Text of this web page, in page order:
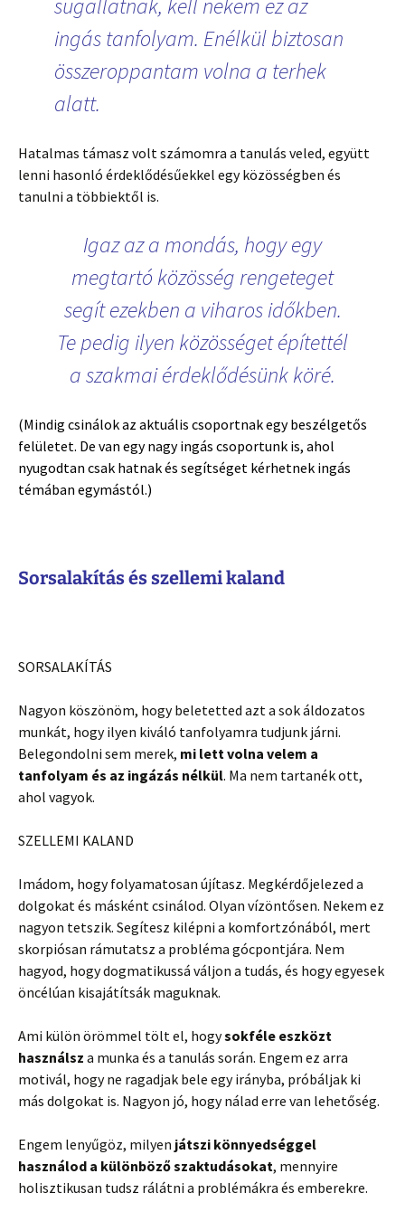
sugallatnak, kell nekem ez az
ingás tanfolyam. Enélkül biztosan
összeroppantam volna a terhek
alatt.
Hatalmas támasz volt számomra a tanulás veled, együtt
lenni hasonló érdeklődésűekkel egy közösségben és
tanulni a többiektől is.
Igaz az a mondás, hogy egy
megtartó közösség rengeteget
segít ezekben a viharos időkben.
Te pedig ilyen közösséget építettél
a szakmai érdeklődésünk köré.
(Mindig csinálok az aktuális csoportnak egy beszélgetős
felületet. De van egy nagy ingás csoportunk is, ahol
nyugodtan csak hatnak és segítséget kérhetnek ingás
témában egymástól.)
Sorsalakítás és szellemi kaland
SORSALAKÍTÁS
Nagyon köszönöm, hogy beletetted azt a sok áldozatos
munkát, hogy ilyen kiváló tanfolyamra tudjunk járni.
Belegondolni sem merek, mi lett volna velem a
tanfolyam és az ingázás nélkül. Ma nem tartanék ott,
ahol vagyok.
SZELLEMI KALAND
Imádom, hogy folyamatosan újítasz. Megkérdőjelezed a
dolgokat és másként csinálod. Olyan vízöntősen. Nekem ez
nagyon tetszik. Segítesz kilépni a komfortzónából, mert
skorpiósan rámutatsz a probléma gócpontjára. Nem
hagyod, hogy dogmatikussá váljon a tudás, és hogy egyesek
öncélúan kisajátítsák maguknak.
Ami külön örömmel tölt el, hogysokféle eszközt
használsz a munka és a tanulás során. Engem ez arra
motivál, hogy ne ragadjak bele egy irányba, próbáljak ki
más dolgokat is. Nagyon jó, hogy nálad erre van lehetőség.
Engem lenyűgöz, milyen játszi könnyedséggel
használod a különböző szaktudásokat, mennyire
holisztikusan tudsz rálátni a problémákra és emberekre.